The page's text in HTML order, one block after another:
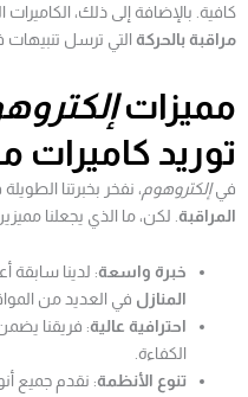
كافية. بالإضافة إلى ذلك،
مراقبة بالحركة التي ترسل
مميزات
توريد كاميرات
فيإلكتروهوم، نفخر بخبرتنا
المراقبة . لكن، ما الذي يجعلنا
خبرة واسعة: لدينا
المنازل في العديد من
احترافية عالية: فريقنا
الكفاءة.
تنوع الأنظمة: نقدم جميع